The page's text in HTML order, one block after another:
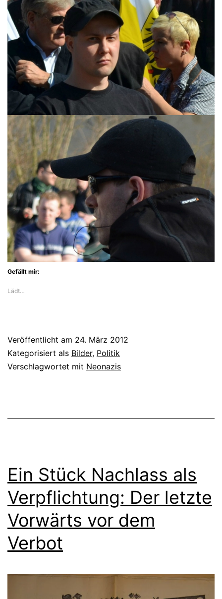
Gefällt mir:
Lädt…
Veröffentlicht am 24. März 2012
Kategorisiert als Bilder, Politik
Verschlagwortet mit Neonazis
Ein Stück Nachlass als
Verpflichtung: Der letzte
Vorwärts vor dem
Verbot